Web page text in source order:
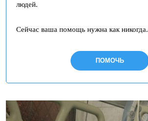
людей.
Сейчас ваша помощь нужна как никогда.
ПОМОЧЬ